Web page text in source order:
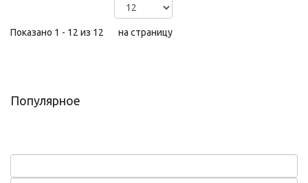
Показано 1 - 12 из 12 на страницу
Популярное